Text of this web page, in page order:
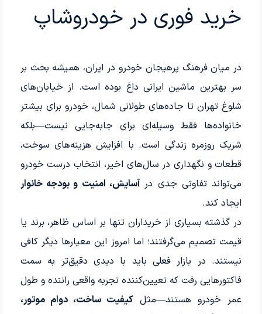
خرید فوری در خودروشاپ
در میان فرهنگ پرهیجان خودرو در ایران، همیشه بحث بر
سر بهترین ماشین ایرانی داغ بوده است. از خیابان‌های
شلوغ تهران تا جاده‌های طولانی شمال، خودرو برای بیشتر
خانواده‌ها فقط وسیله‌ای برای جابه‌جایی نیست—بلکه
شریک روزمره زندگی است. با افزایش هزینه‌های سوخت،
قطعات و نگهداری در سال‌های اخیر، انتخاب درست خودرو
می‌تواند تفاوتی جدی در آسایش، امنیت و بودجه خانوار
ایجاد کند.
در گذشته بسیاری از خریداران تنها بر اساس ظاهر، برند یا
قیمت تصمیم می‌گرفتند؛ اما امروز این معیارها دیگر کافی
نیستند. در بازار فعلی باید با دیدی دقیق‌تر به سمت
فاکتورهایی رفت که تعیین‌کننده تجربه واقعی راننده و طول
عمر خودرو هستند—مثل کیفیت ساخت، دوام موتور،